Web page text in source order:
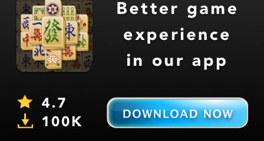
Extraterrestres
Reviva a emoção dos
jogos de fliperama com
esses puzzles com a
forma de Aliens do
Amuletos
Teste sua sorte e